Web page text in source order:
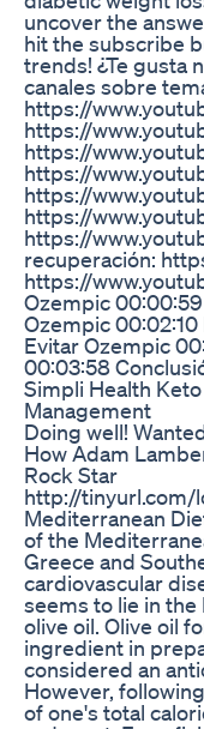
uncover the
hit the subscribe
trends! ¿Te gusta
canales sobre
https://
https://
https://
https://
https://
https://
https://
recuperación:
https://
Ozempic
Ozempic
Evitar Ozempic
00:03:58
Simpli Health
Management
Doing well!
How Adam
Rock Star
http://tinyurl.com/
Mediterranean
of the
Greece and
cardiovascular
seems to lie in
olive oil. Olive oil
ingredient in
considered an
However,
of one's total